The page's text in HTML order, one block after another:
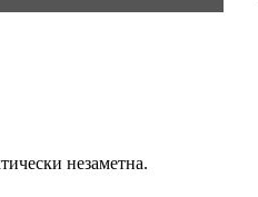
незаметна.